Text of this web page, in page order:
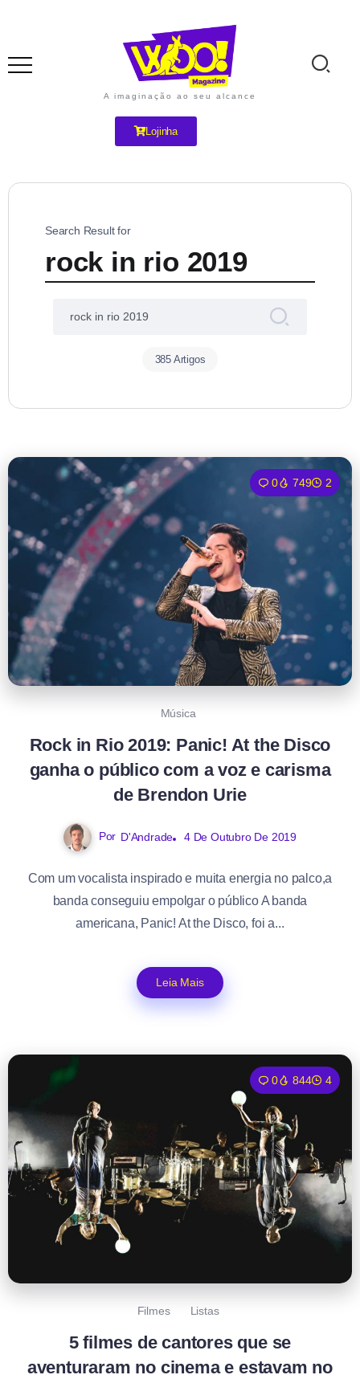
A imaginação ao seu alcance
Lojinha
Search Result for
rock in rio 2019
385 Artigos
0 749 2
Música
Rock in Rio 2019: Panic! At the Disco
ganha o público com a voz e carisma
de Brendon Urie
Por D'Andrade 4 De Outubro De 2019
Com um vocalista inspirado e muita energia no palco,a
banda conseguiu empolgar o público A banda
americana, Panic! At the Disco, foi a...
Leia Mais
0 844 4
Filmes Listas
5 filmes de cantores que se
aventuraram no cinema e estavam no